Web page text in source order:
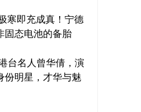
寒即充成真！宁德
固态电池的备胎
台名人曾华倩，演
份明星，才华与魅